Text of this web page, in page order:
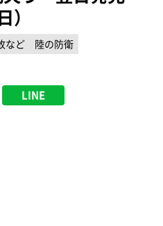
など
陸の防衛
LINE